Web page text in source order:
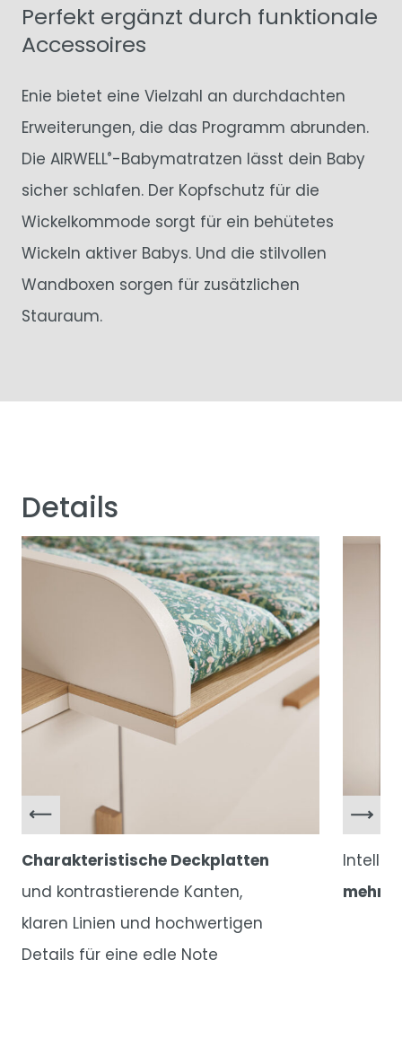
Perfekt ergänzt durch funktionale
Accessoires
Enie bietet eine Vielzahl an durchdachten
Erweiterungen, die das Programm abrunden.
Die AIRWELL®-Babymatratzen lässt dein Baby
sicher schlafen. Der Kopfschutz für die
Wickelkommode sorgt für ein behütetes
Wickeln aktiver Babys. Und die stilvollen
Wandboxen sorgen für zusätzlichen
Stauraum.
Details
Charakteristische Deckplatten
und kontrastierende Kanten,
klaren Linien und hochwertigen
Details für eine edle Note
mehr